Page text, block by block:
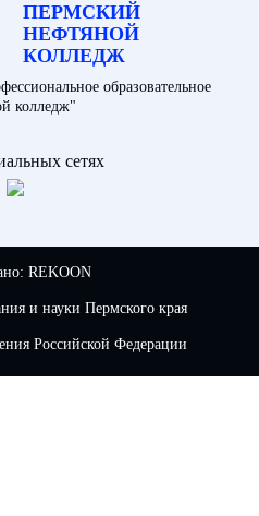
ПЕРМСКИЙ
НЕФТЯНОЙ
КОЛЛЕДЖ
образовательное
колледж"
сетях
REKOON
и науки Пермского края
Российской Федерации